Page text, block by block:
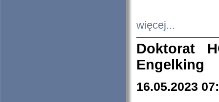
więcej...
Doktorat
Engelking
16.05.2023